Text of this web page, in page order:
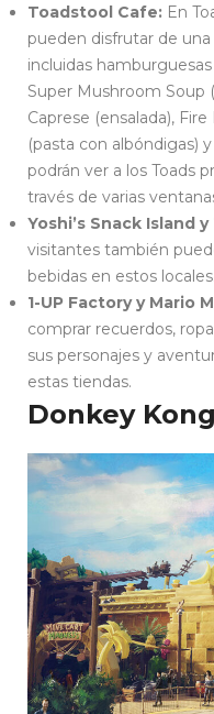
Toadstool Cafe: En
pueden disfrutar de
incluidas
Super Mushroom Soup
Caprese (ensalada),
(pasta con albóndigas)
podrán ver a los Toads
través de varias
Yoshi’s Snack Island
visitantes también
bebidas en estos locales.
1-UP Factory y Mario
comprar recuerdos,
sus personajes y
estas tiendas.
Donkey